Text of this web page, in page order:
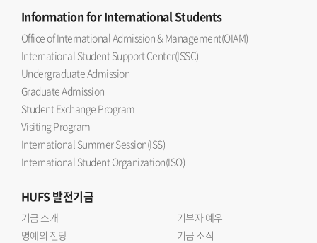
Informationfor International Students
Office of International Admission & Management(OIAM)
International Student Support Center(ISSC)
Undergraduate Admission
Graduate Admission
Student Exchange Program
Visiting Program
International Summer Session(ISS)
International Student Organization(ISO)
HUFS발전기금
기금 소개
기부자 예우
명예의 전당
기금 소식